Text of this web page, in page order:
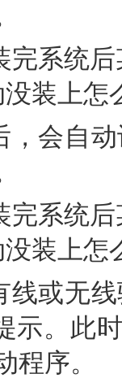
会自动
或无线
示。此
程序。